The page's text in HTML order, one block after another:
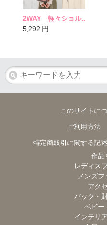
2WAY 軽々ショル..
5,292 円
このサイトに
ご利用方法
特定商取引に関する記述
作品
レディス
メンズ
アク
バッグ・
ベビー
インテリ